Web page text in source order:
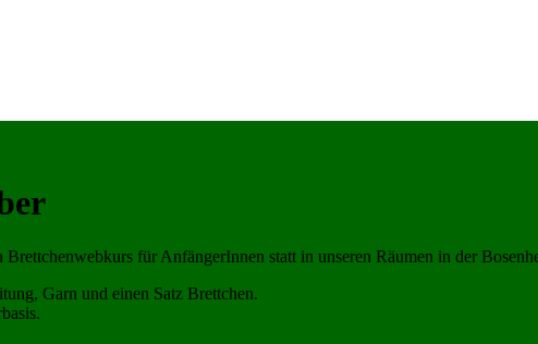
für AnfängerInnen statt in unseren Räumen in der
Garn und einen Satz Brettchen.